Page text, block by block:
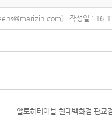
작성일 :
알로하테이블 현대백화점 판교